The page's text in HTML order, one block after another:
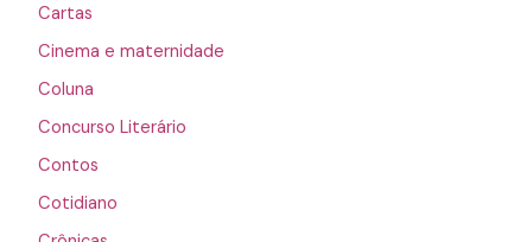
Cartas
Cinema e maternidade
Coluna
Concurso Literário
Contos
Cotidiano